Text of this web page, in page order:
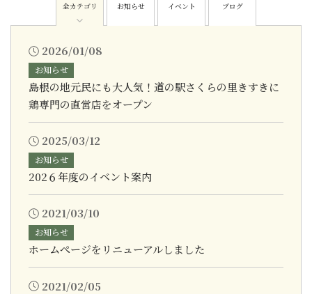
全カテゴリ お知らせ イベント ブログ
2026/01/08
お知らせ
島根の地元民にも大人気！道の駅さくらの里きすきに
鶏専門の直営店をオープン
2025/03/12
お知らせ
202６年度のイベント案内
2021/03/10
お知らせ
ホームぺージをリニューアルしました
2021/02/05